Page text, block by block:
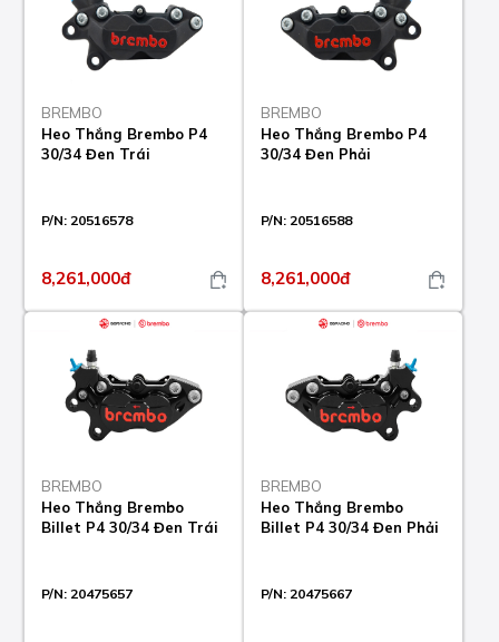
BREMBO
Heo Thắng Brembo P4
30/34 Đen Trái
P/N: 20516578
8,261,000đ
BREMBO
Heo Thắng Brembo P4
30/34 Đen Phải
P/N: 20516588
8,261,000đ
BREMBO
Heo Thắng Brembo
Billet P4 30/34 Đen Trái
P/N: 20475657
BREMBO
Heo Thắng Brembo
Billet P4 30/34 Đen Phải
P/N: 20475667